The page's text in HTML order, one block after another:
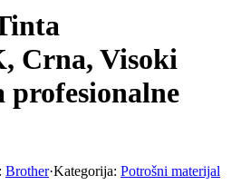
Crna, Visoki
profesionalne
Brother·Kategorija: Potrošni materijal